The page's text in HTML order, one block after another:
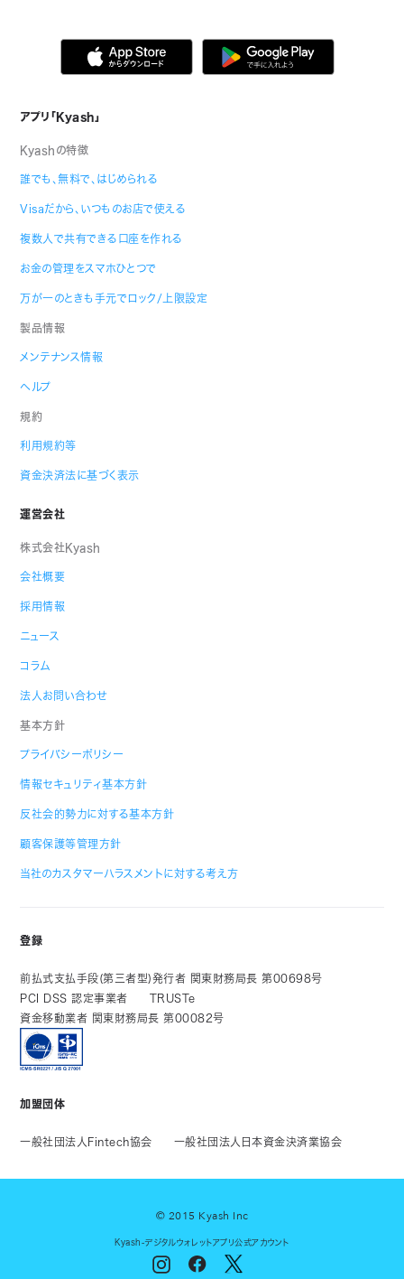
アプリ「Kyash」
Kyashの特徴
誰でも、無料で、はじめられる
Visaだから、いつものお店で使える
複数人で共有できる口座を作れる
お金の管理をスマホひとつで
万が一のときも手元でロック/上限設定
製品情報
メンテナンス情報
ヘルプ
規約
利用規約等
資金決済法に基づく表示
運営会社
株式会社Kyash
会社概要
採用情報
ニュース
コラム
法人お問い合わせ
基本方針
プライバシーポリシー
情報セキュリティ基本方針
反社会的勢力に対する基本方針
顧客保護等管理方針
当社のカスタマーハラスメントに対する考え方
登録
前払式支払手段(第三者型)発行者 関東財務局長 第00698号
PCI DSS 認定事業者
TRUSTe
資金移動業者 関東財務局長 第00082号
加盟団体
一般社団法人Fintech協会 一般社団法人日本資金決済業協会
© 2015 Kyash Inc
Kyash-デジタルウォレットアプリ公式アカウント